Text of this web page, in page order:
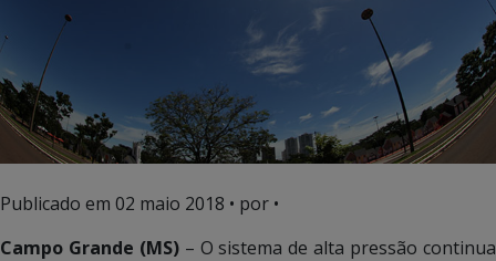
Publicado em 02 maio 2018 • por •
Campo Grande (MS)– O sistema de alta pressão continua